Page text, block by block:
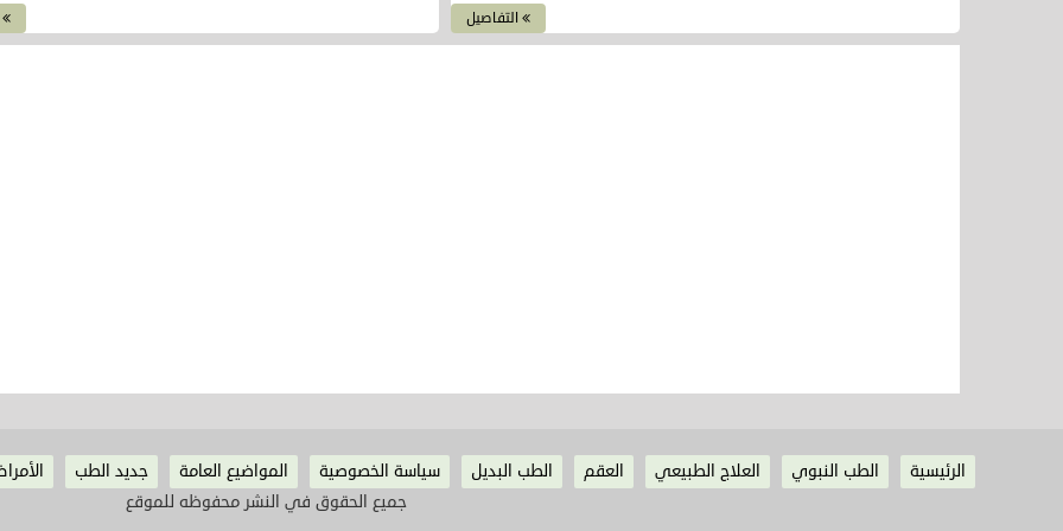
التفاصيل
الرئيسية الطب النبوي العلاج الطبيعي العقم الطب البديل سياسة الخصوصية المواضيع العامة جديد الطب
جميع الحقوق في النشر محفوظه للموقع